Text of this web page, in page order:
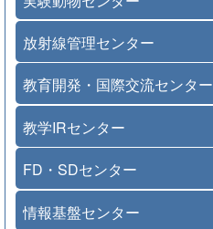
放射線管理センター
教育開発・国際交流センター
教学IRセンター
FD・SDセンター
情報基盤センター